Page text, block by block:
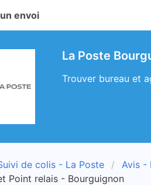
envoi
La Poste
Trouver bureau et
de colis - La Poste Avis -
Point relais - Bourguignon